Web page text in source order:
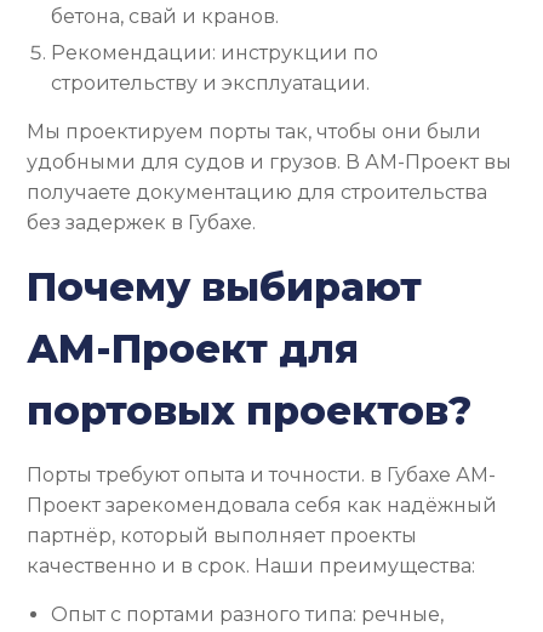
бетона, свай и кранов.
Рекомендации: инструкции по
строительству и эксплуатации.
Мы проектируем порты так, чтобы они были
удобными для судов и грузов. В АМ-Проект вы
получаете документацию для строительства
без задержек в Губахе.
Почему выбирают
АМ-Проект для
портовых проектов?
Порты требуют опыта и точности. в Губахе АМ-
Проект зарекомендовала себя как надёжный
партнёр, который выполняет проекты
качественно и в срок. Наши преимущества:
Опыт с портами разного типа: речные,